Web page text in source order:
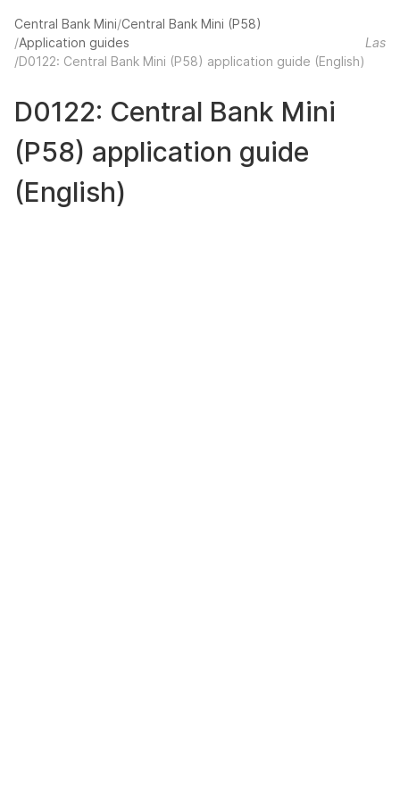
Central Bank Mini Central Bank Mini (P58)
Application guides
D0122: Central Bank Mini (P58) application guide (English)
Last
D0122: Central Bank Mini
(P58) application guide
(English)